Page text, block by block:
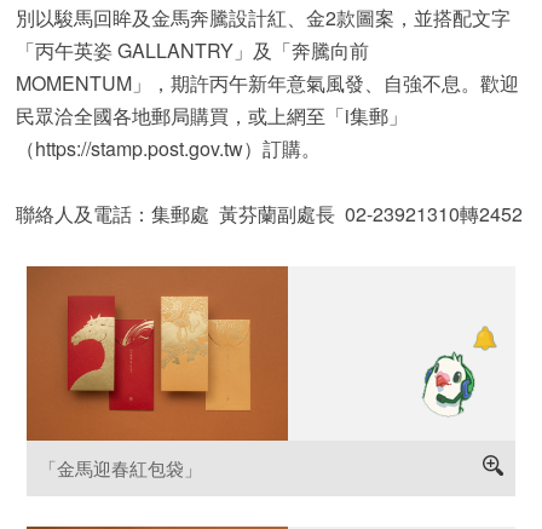
別以駿馬回眸及金馬奔騰設計紅、金2款圖案，並搭配文字
「丙午英姿 GALLANTRY」及「奔騰向前
MOMENTUM」，期許丙午新年意氣風發、自強不息。歡迎
民眾洽全國各地郵局購買，或上網至「i集郵」
（https://stamp.post.gov.tw）訂購。
聯絡人及電話：集郵處 黃芬蘭副處長 02-23921310轉2452
「金馬迎春紅包袋」